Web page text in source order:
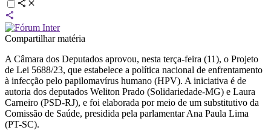
Compartilhar matéria
A Câmara dos Deputados aprovou, nesta terça-feira (11), o Projeto
de Lei 5688/23, que estabelece a política nacional de enfrentamento
à infecção pelo papilomavírus humano (HPV). A iniciativa é de
autoria dos deputados Weliton Prado (Solidariedade-MG) e Laura
Carneiro (PSD-RJ), e foi elaborada por meio de um substitutivo da
Comissão de Saúde, presidida pela parlamentar Ana Paula Lima
(PT-SC).